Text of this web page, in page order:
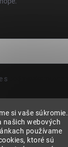
si vaše súkromie.
našich webových
používame
ktoré sú
s